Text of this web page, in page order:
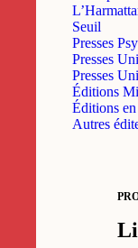
Seuil
Presses
Presses
Presses
Éditions
Éditions
Autres